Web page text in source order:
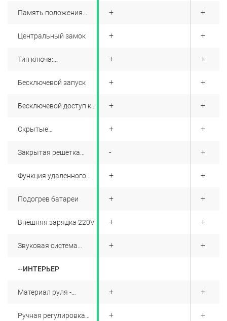
багажника ногой
Память положения
Центральный замок
Тип ключа:
NFC/RFID ключ
Бесключевой запуск
Бесключевой доступ ко
Скрытые
Закрытая решетка
Функция удаленного
Подогрев батареи
Внешняя зарядка 220V
Звуковая система
--ИНТЕРЬЕР
Материал руля -
Ручная регулировка
+
+
+
+
+
+
-
+
+
+
+
+
+
+
+
+
+
+
+
-
+
+
+
+
+
+
+
+
+
+
+
+
+
+
+
+
+
+
+